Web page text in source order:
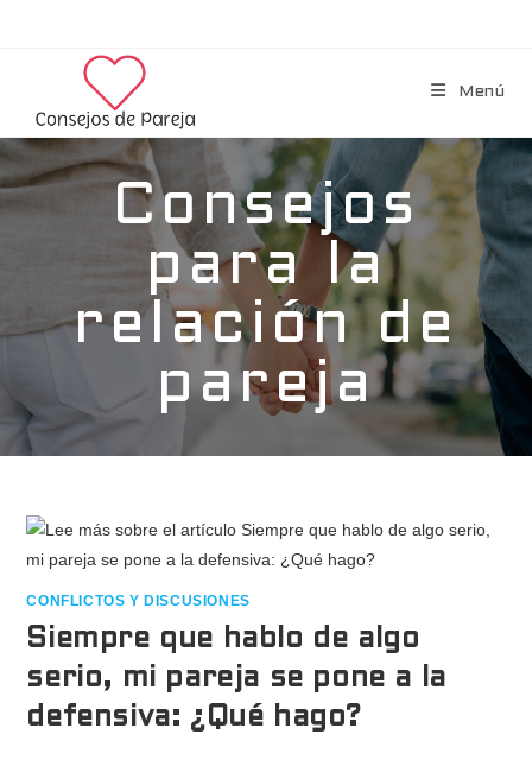
Menú
Consejos
para la
relación de
pareja
CONFLICTOS Y DISCUSIONES
Siempre que hablo de algo
serio, mi pareja se pone a la
defensiva: ¿Qué hago?